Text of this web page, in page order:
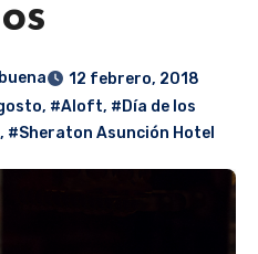
12 febrero, 2018
, #Aloft, #Día de los
, #Sheraton Asunción Hotel